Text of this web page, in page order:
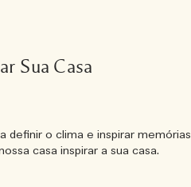
Sua Casa
definir o clima e inspirar memórias
casa inspirar a sua casa.